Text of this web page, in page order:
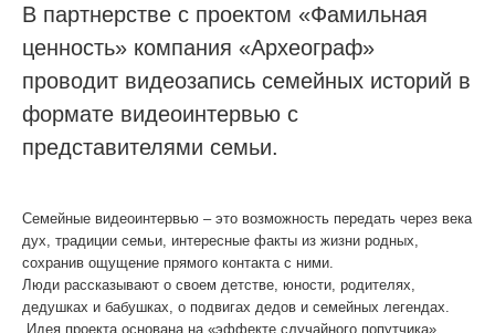
Обратная связь
Личный кабинет
Поиск
WhatsApp
В партнерстве с проектом «Фамильная
ценность» компания «Археограф»
проводит видеозапись семейных историй в
формате видеоинтервью c
представителями семьи.
Семейные видеоинтервью – это возможность передать через века
дух, традиции семьи, интересные факты из жизни родных,
сохранив ощущение прямого контакта с ними.
Люди рассказывают о своем детстве, юности, родителях,
дедушках и бабушках, о подвигах дедов и семейных легендах.
Идея проекта основана на «эффекте случайного попутчика»,